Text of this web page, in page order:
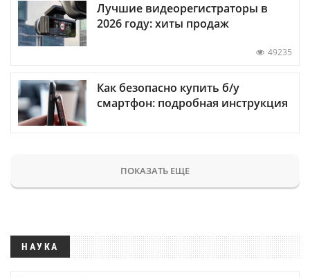
Лучшие видеорегистраторы в
2026 году: хиты продаж
49235
Как безопасно купить б/у
смартфон: подробная инструкция
ПОКАЗАТЬ ЕЩЕ
НАУКА